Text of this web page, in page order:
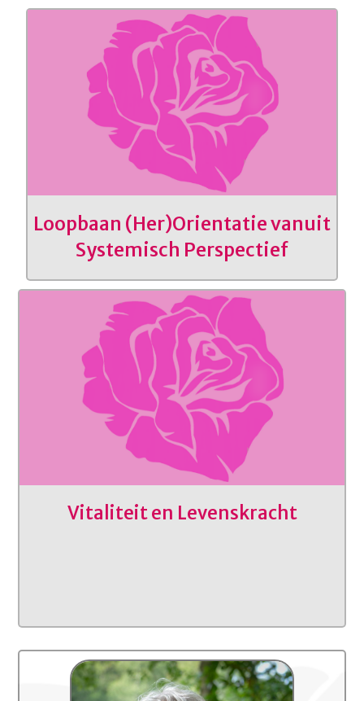
Loopbaan (Her)Orientatie vanuit
Systemisch Perspectief
Vitaliteit en Levenskracht